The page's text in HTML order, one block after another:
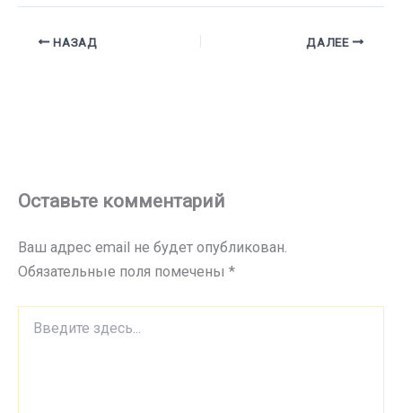
НАЗАД ДАЛЕЕ
Оставьте комментарий
Ваш адрес email не будет опубликован.
Обязательные поля помечены *
здесь...